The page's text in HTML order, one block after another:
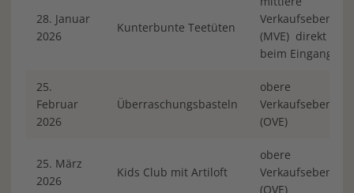
28. Januar
2026
Kunterbunte Teetüten
Verkaufsebene
(MVE) direkt
beim Eingang
25.
Februar
2026
Überraschungsbasteln
obere
Verkaufsebene
(OVE)
25. März
2026
Kids Club mit Artiloft
obere
Verkaufsebene
(OVE)